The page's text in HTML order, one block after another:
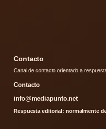
Contacto
Canal de contacto orientado a
Contacto
info@mediapunto.net
Respuesta editorial: normalmente